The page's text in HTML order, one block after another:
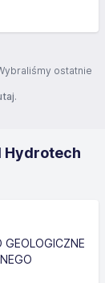
ostatnie
.
Hydrotech
GEOLOGICZNE